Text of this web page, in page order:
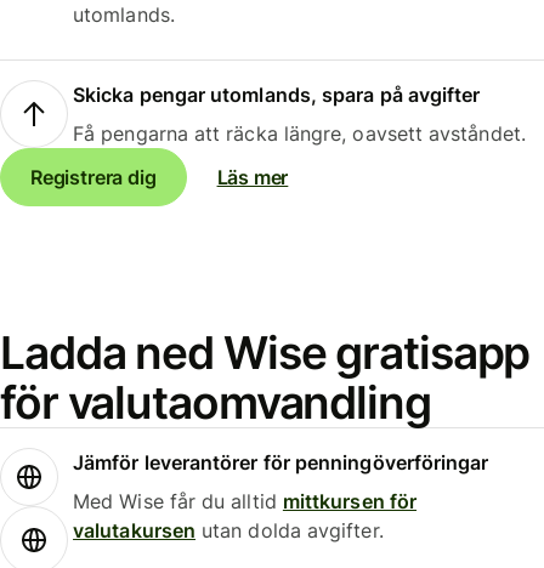
utomlands.
Skicka pengar utomlands, spara på avgifter
Få pengarna att räcka längre, oavsett avståndet.
Registrera dig
Läs mer
Ladda ned Wise gratisapp
för valutaomvandling
Jämför leverantörer för penningöverföringar
Med Wise får du alltid mittkursen för
valutakursen utan dolda avgifter.